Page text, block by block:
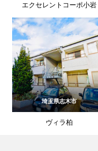
エクセレントコーポ小岩
埼玉県志木市
ヴィラ柏